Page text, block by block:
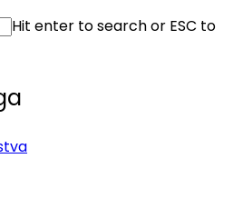
Hit enter to search or ESC to